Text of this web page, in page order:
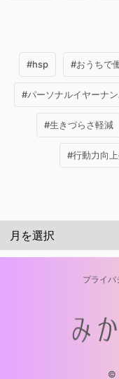
#hsp #おうちで
#パーソナルイヤーナ
#生きづらさ軽減
#行動力向
プライバ
©